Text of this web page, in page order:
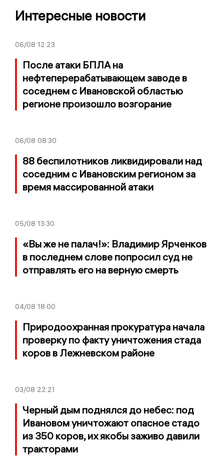
Интересные новости
06/08 12:23
После атаки БПЛА на
нефтеперерабатывающем заводе в
соседнем с Ивановской областью
регионе произошло возгорание
06/08 08:30
88 беспилотников ликвидировали над
соседним с Ивановским регионом за
время массированной атаки
05/08 13:30
«Вы же не палач!»: Владимир Ярченков
в последнем слове попросил суд не
отправлять его на верную смерть
04/08 18:00
Природоохранная прокуратура начала
проверку по факту уничтожения стада
коров в Лежневском районе
03/08 22:21
Черный дым поднялся до небес: под
Ивановом уничтожают опасное стадо
из 350 коров, их якобы заживо давили
тракторами